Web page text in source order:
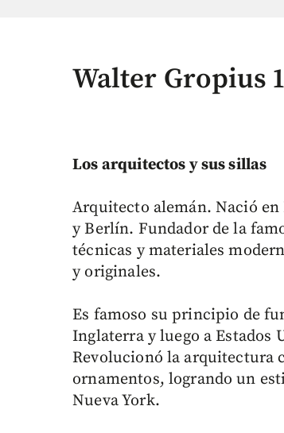
Walter Gropius
Los arquitectos y sus sillas
Arquitecto alemán. Nació
y Berlín. Fundador de la
técnicas y materiales
y originales.
Es famoso su principio de
Inglaterra y luego a Estados
Revolucionó la arquitectura
ornamentos, logrando un
Nueva York.